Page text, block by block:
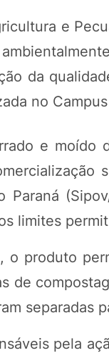
e
da
no
e moído
Paraná
limites
o produto
de
separadas
pela